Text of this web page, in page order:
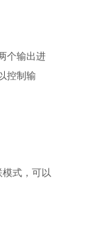
个输出进
控制输
式，可以